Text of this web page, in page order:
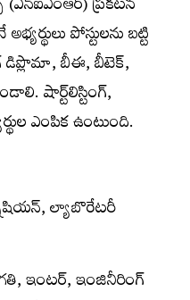
ప్ర‌క‌ట‌న
పోస్టుల‌ను బ‌ట్టి
డిప్లొమా, బీఈ, బీటెక్‌,
షార్ట్‌లిస్టింగ్‌,
ఎంపిక ఉంటుంది.
ల్యాబొరేటరీ
ఇంట‌ర్, ఇంజినీరింగ్‌